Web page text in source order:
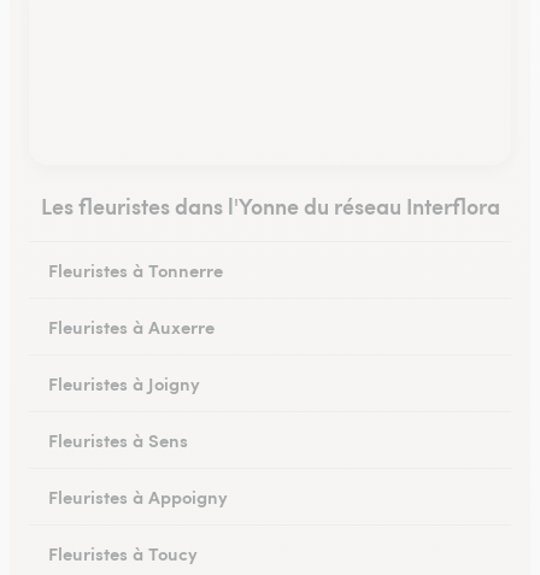
Les fleuristes dans l'Yonne du réseau Interflora
Fleuristes à Tonnerre
Fleuristes à Auxerre
Fleuristes à Joigny
Fleuristes à Sens
Fleuristes à Appoigny
Fleuristes à Toucy